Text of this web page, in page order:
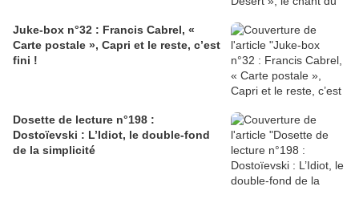
Juke-box n°32 : Francis Cabrel, «
Carte postale », Capri et le reste, c’est
fini !
Dosette de lecture n°198 :
Dostoïevski : L’Idiot, le double-fond
de la simplicité